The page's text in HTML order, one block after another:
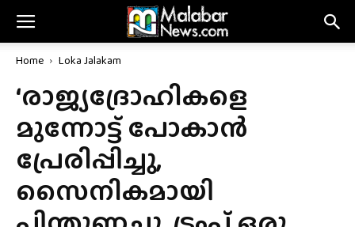
Home Loka Jalakam
‘രാജ്യദ്രോഹികളെ
മുന്നോട്ട് പോകാൻ
പ്രേരിപ്പിച്ചു,
സൈനികമായി